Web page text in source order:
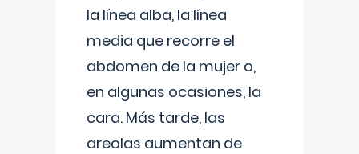
la línea alba, la línea
media que recorre el
abdomen de la mujer o,
en algunas ocasiones, la
cara. Más tarde, las
areolas aumentan de